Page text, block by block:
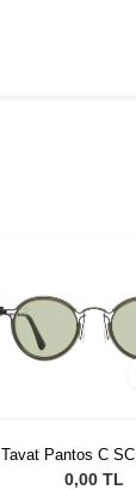
Tavat Pantos C
VFG SL
0,00 TL